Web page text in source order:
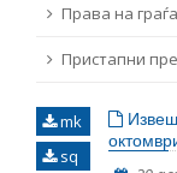
Од Мрежа 23
Права на
Пристапни
mk
sq